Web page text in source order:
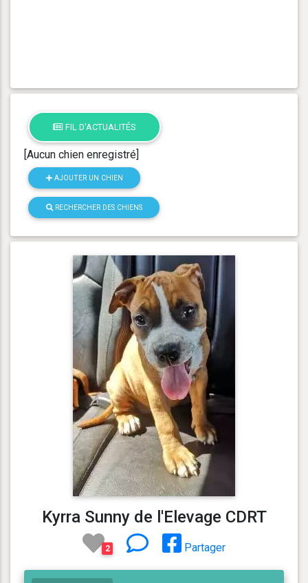
FIL D'ACTUALITÉS
[Aucun chien enregistré]
AJOUTER UN CHIEN
RECHERCHER DES CHIENS
Kyrra Sunny de l'Elevage CDRT
2 Partager